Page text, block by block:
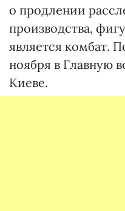
о продлении
производства,
является комбат.
ноября в Главную
Киеве.